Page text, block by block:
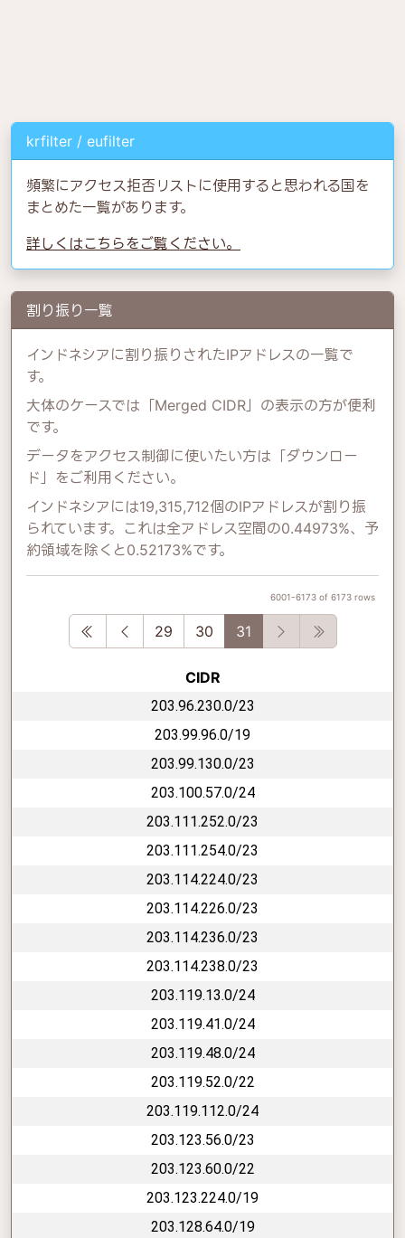
krfilter / eufilter
頻繁にアクセス拒否リストに使用すると思われる国を
まとめた一覧があります。
詳しくはこちらをご覧ください。
割り振り一覧
インドネシアに割り振りされたIPアドレスの一覧で
す。
大体のケースでは「Merged CIDR」の表示の方が便利
です。
データをアクセス制御に使いたい方は「ダウンロー
ド」をご利用ください。
インドネシアには19,315,712個のIPアドレスが割り振
られています。これは全アドレス空間の0.44973%、予
約領域を除くと0.52173%です。
6001-6173 of 6173 rows
First Previous
29 30 31 Next Last
CIDR
203.96.230.0/23
203.99.96.0/19
203.99.130.0/23
203.100.57.0/24
203.111.252.0/23
203.111.254.0/23
203.114.224.0/23
203.114.226.0/23
203.114.236.0/23
203.114.238.0/23
203.119.13.0/24
203.119.41.0/24
203.119.48.0/24
203.119.52.0/22
203.119.112.0/24
203.123.56.0/23
203.123.60.0/22
203.123.224.0/19
203.128.64.0/19